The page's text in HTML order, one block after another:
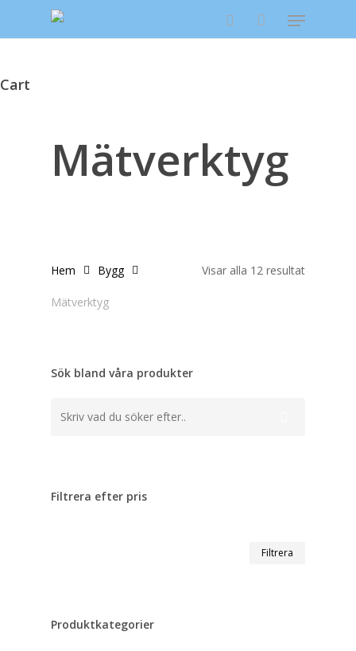
search
Menu
Cart
Mätverktyg
Visar alla 12 resultat
Hem Bygg
Mätverktyg
Sök bland våra produkter
Filtrera efter pris
Filtrera
Produktkategorier